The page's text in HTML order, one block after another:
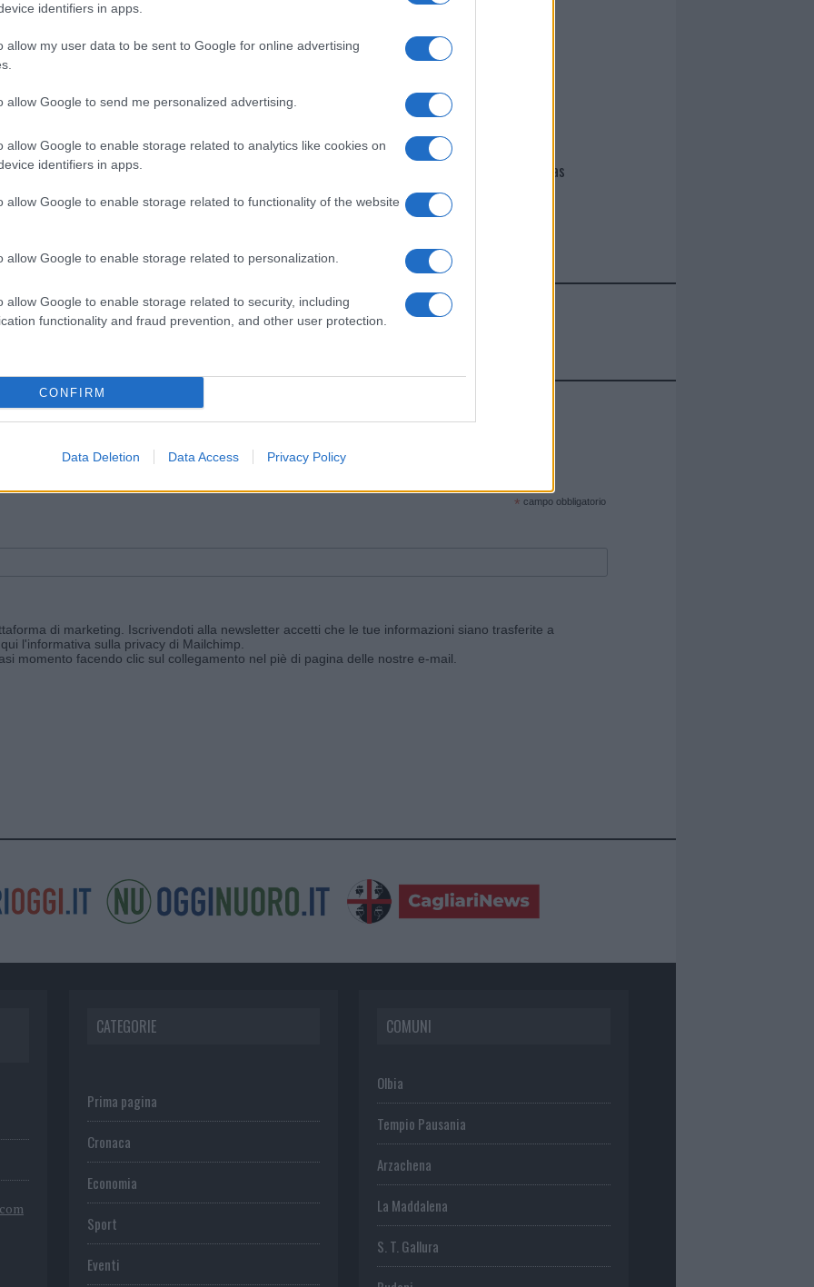
identifiers in apps.
allow my user data to be sent to Google for online advertising
allow Google to send me personalized advertising.
allow Google to enable storage related to analytics like cookies on
identifiers in apps.
allow Google to enable storage related to functionality of the website
allow Google to enable storage related to personalization.
allow Google to enable storage related to security, including
functionality and fraud prevention, and other user protection.
CONFIRM
Data Deletion Data Access Privacy Policy
Paolo Filigheddu
I nostri cari
Giovannimaria Cabras
Invia un Comunicato Stampa|Pubblicità|Segnala
e ricevi le nostre email periodiche contenenti le ultime notizie pubblicate sul sito web!
* campo obbligatorio
di marketing. Iscrivendoti alla newsletter accetti che le tue informazioni siano trasferite a
l'informativa sulla privacy di Mailchimp
momento facendo clic sul collegamento nel piè di pagina delle nostre e-mail.
CATEGORIE
Prima pagina
Cronaca
Economia
Sport
Eventi
COMUNI
Olbia
Tempio Pausania
Arzachena
La Maddalena
S. T. Gallura